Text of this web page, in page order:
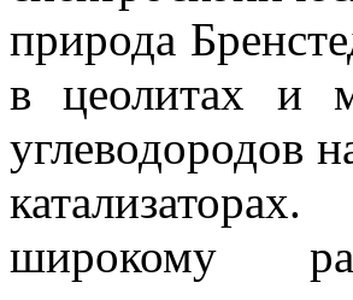
природа
в цеолитах и
углеводородов
широкому